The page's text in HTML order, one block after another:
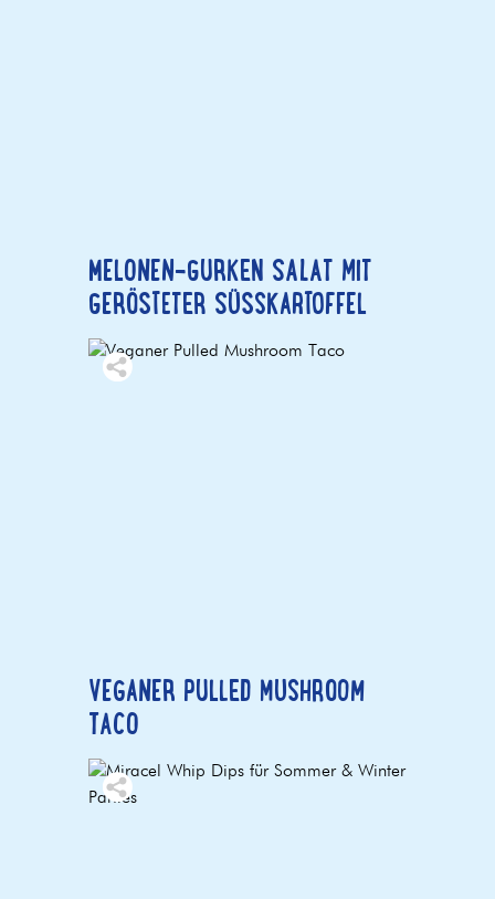
MELONEN-GURKEN SALAT MIT
GERÖSTETER SÜSSKARTOFFEL
VEGANER PULLED MUSHROOM
TACO